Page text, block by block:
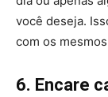
você deseja.
com os
6. Encare